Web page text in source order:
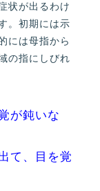
状が出るわけ
。初期には示
には母指から
の指にしびれ
が鈍いな
て、目を覚